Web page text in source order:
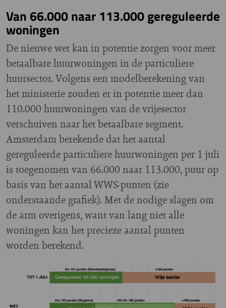
Van 66.000 naar 113.000 gereguleerde
woningen
De nieuwe wet kan in potentie zorgen voor meer
betaalbare huurwoningen in de particuliere
huursector. Volgens een modelberekening van
het ministerie zouden er in potentie meer dan
110.000 huurwoningen van de vrijesector
verschuiven naar het betaalbare segment.
Amsterdam berekende dat het aantal
gereguleerde particuliere huurwoningen per 1 juli
is toegenomen van 66.000 naar 113.000, puur op
basis van het aantal WWS-punten (zie
onderstaande grafiek). Met de nodige slagen om
de arm overigens, want van lang niet alle
woningen kan het precieze aantal punten
worden berekend.